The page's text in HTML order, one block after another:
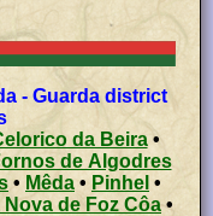
da Beira•
de Algodres
• Mêda • Pinhel •
Nova de Foz Côa•